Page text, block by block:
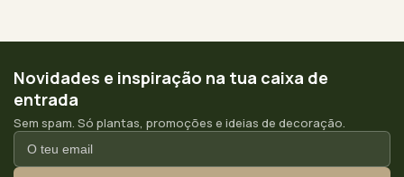
Novidades e inspiração na tua caixa de
entrada
Sem spam. Só plantas, promoções e ideias de decoração.